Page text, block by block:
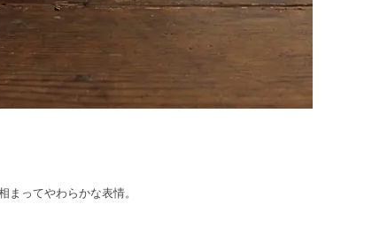
まってやわらかな表情。